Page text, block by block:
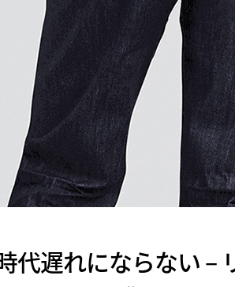
代遅れにならない –